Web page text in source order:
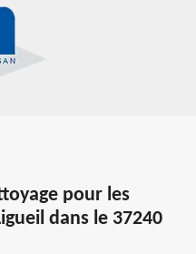
pour les
dans le 37240